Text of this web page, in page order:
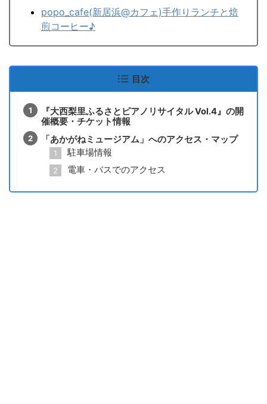
popo_cafe(新居浜@カフェ)手作りランチと焙
煎コーヒー♪
目次
『大西梨里ふるさとピアノリサイタル Vol.4』の開
催概要・チケット情報
「あかがねミュージアム」へのアクセス・マップ
駐車場情報
電車・バスでのアクセス